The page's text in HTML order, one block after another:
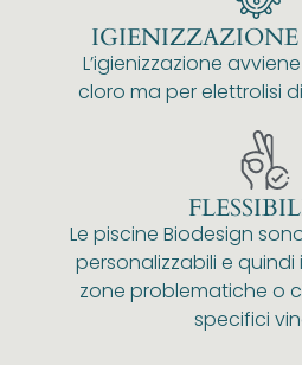
L’igienizzazione
cloro ma per elettrolisi
Le piscine Biodesign
personalizzabili e quindi
zone problematiche o
specifici